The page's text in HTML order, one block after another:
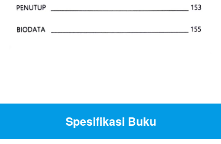
Spesifikasi Buku